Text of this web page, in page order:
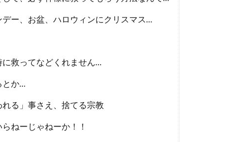
ー、お盆、ハロウィンにクリスマス…
救ってなどくれません…
とか…
れる」事さえ、捨てる宗教
ねーじゃねーか！！